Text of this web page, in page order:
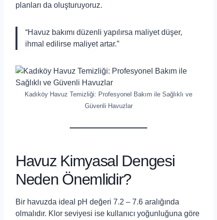
planları da oluşturuyoruz.
“Havuz bakımı düzenli yapılırsa maliyet düşer,
ihmal edilirse maliyet artar.”
Kadıköy Havuz Temizliği: Profesyonel Bakım ile Sağlıklı ve
Güvenli Havuzlar
Havuz Kimyasal Dengesi
Neden Önemlidir?
Bir havuzda ideal pH değeri 7.2 – 7.6 aralığında
olmalıdır. Klor seviyesi ise kullanıcı yoğunluğuna göre